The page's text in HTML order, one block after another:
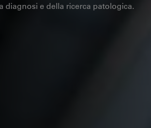
diagnosi e della ricerca patologica.